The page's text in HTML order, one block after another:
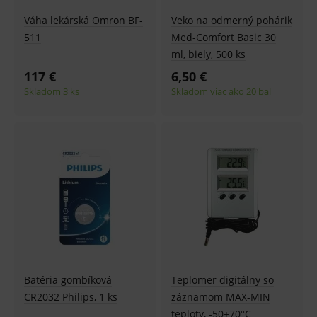
Váha lekárská Omron BF-
511
117 €
Skladom 3 ks
Veko na odmerný pohárik
Med-Comfort Basic 30
ml, biely, 500 ks
6,50 €
Skladom viac ako 20 bal
Batéria gombíková
CR2032 Philips, 1 ks
Teplomer digitálny so
záznamom MAX-MIN
teploty, -50+70°C
PHP.net
www.medplus.sk
Zavřením
ssupp.vid
www.medplus.sk
lastVisitedProducts
www.medplus.sk
ssupp.visits
www.medplus.sk
6 měsíců